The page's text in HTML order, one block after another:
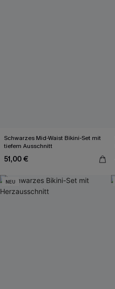
Schwarzes Mid-Waist Bikini-Set mit
tiefem Ausschnitt
51,00 €
NEU